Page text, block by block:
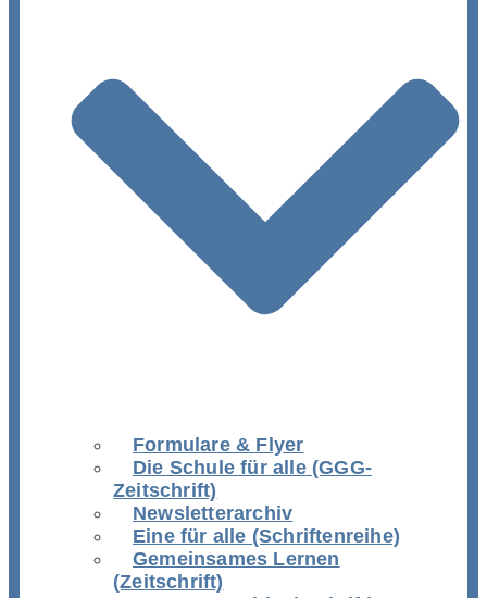
Formulare & Flyer
Die Schule für alle (GGG-
Zeitschrift)
Newsletterarchiv
Eine für alle (Schriftenreihe)
Gemeinsames Lernen
(Zeitschrift)